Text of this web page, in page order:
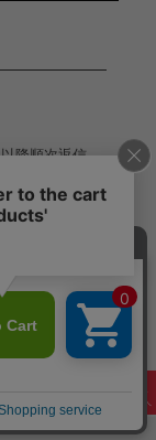
降順次返信
のお問い合
reserved